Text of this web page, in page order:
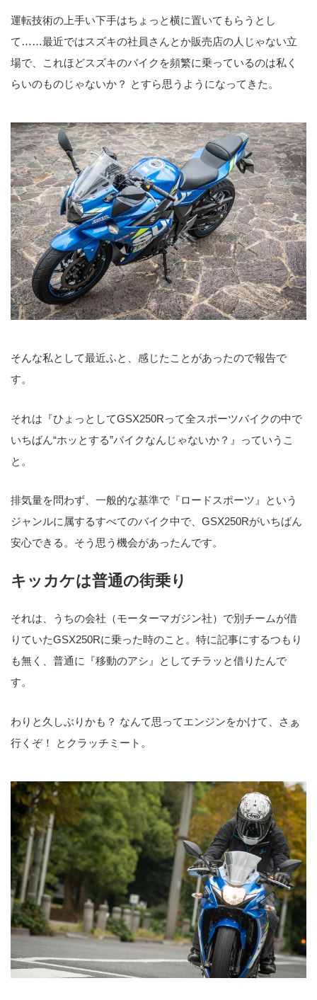
運転技術の上手い下手はちょっと横に置いてもらうとし
て……最近ではスズキの社員さんとか販売店の人じゃない立
場で、これほどスズキのバイクを頻繁に乗っているのは私く
らいのものじゃないか？ とすら思うようになってきた。
そんな私として最近ふと、感じたことがあったので報告で
す。
それは『ひょっとしてGSX250Rって全スポーツバイクの中で
いちばん“ホッとする”バイクなんじゃないか？』っていうこ
と。
排気量を問わず、一般的な基準で『ロードスポーツ』という
ジャンルに属するすべてのバイク中で、GSX250Rがいちばん
安心できる。そう思う機会があったんです。
キッカケは普通の街乗り
それは、うちの会社（モーターマガジン社）で別チームが借
りていたGSX250Rに乗った時のこと。特に記事にするつもり
も無く、普通に『移動のアシ』としてチラッと借りたんで
す。
わりと久しぶりかも？ なんて思ってエンジンをかけて、さぁ
行くぞ！ とクラッチミート。